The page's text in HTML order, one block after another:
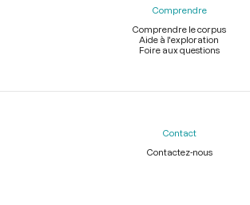
Comprendre
Comprendre le corpus
Aide à l'exploration
Foire aux questions
Contact
Contactez-nous